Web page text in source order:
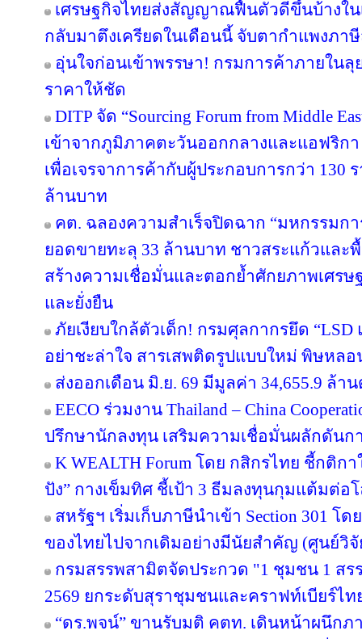
เศรษฐกิจไทยส่งสัญญาณฟื้นตัวดีขึ้นบ้างใ
กลับมาตึงเครียดในเดือนนี้ จับตากำแพงภา
อุ่นใจก่อนเข้าพรรษา! กรมการค้าภายใน
ราคาให้ชัด
DITP จัด “Sourcing Forum from Middle
เข้าจากภูมิภาคตะวันออกกลางและแอฟริกา
เพื่อเจรจาการค้ากับผู้ประกอบการกว่า 130
ล้านบาท
คต. ฉลองความสำเร็จปิดฉาก “มหกรรมก
ยอดขายทะลุ 33 ล้านบาท ชาวสระแก้วและ
สร้างความเชื่อมั่นและตอกย้ำศักยภาพเศร
และยั่งยืน
ภัยเงียบใกล้ตัวเด็ก! กรมศุลกากรยึด
อย่าชะล่าใจ สารเสพติดรูปแบบใหม่ พิษหล
ส่งออกเดือน มิ.ย. 69 มีมูลค่า 34,655.9 ล้า
EECO ร่วมงาน Thailand – China
ปรึกษานักลงทุน เสริมความเชื่อมั่นผลักดันก
K WEALTH Forum โดย กสิกรไทย ชี้กติก
ปัง” กางเข็มทิศ ชี้เป้า 3 ธีมลงทุนกุมแต้มต่อ
สหรัฐฯ เริ่มเก็บภาษีนำเข้า Section 301 โ
ของไทยไปจากเดิมอย่างมีนัยสำคัญ (ศูนย์วิจั
กรมสรรพสามิตจัดประกวด "1 ชุมชน 1 สร
2569 ยกระดับสุราชุมชนและคราฟท์เบียร์ไท
“ดร.พจน์” ขานรับมติ คตท. เดินหน้าผนึกภ